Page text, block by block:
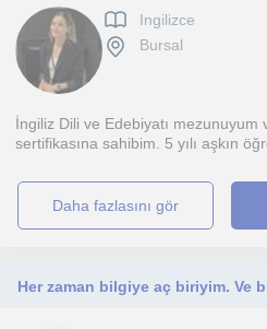
Ingilizce
Bursal
İngiliz Dili ve Edebiyatı mezunuyum
sertifikasına sahibim. 5 yılı aşkın
daha fazlasını gör
Her zaman bilgiye aç biriyim. Ve